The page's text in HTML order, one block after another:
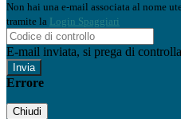
Non hai una e-mail associata al nome
tramite la Login Spaggiari
E-mail inviata, si prega di
Errore
Chiudi